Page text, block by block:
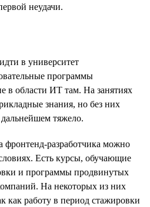
неудачи.
в университет
программы
в области ИТ там. На занятиях
знания, но без них
дальнейшем тяжело.
фронтенд-разработчика можно
Есть курсы, обучающие
и программы продвинутых
На некоторых из них
как работу в период стажировки